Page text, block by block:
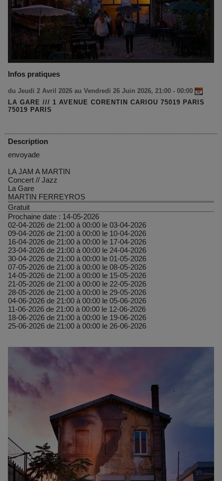
Infos pratiques
du Jeudi 2 Avril 2026 au Vendredi 26 Juin 2026, 21:00 - 00:00
LA GARE /// 1 AVENUE CORENTIN CARIOU 75019 PARIS
75019 PARIS
Description
envoyade
LA JAM A MARTIN
Concert // Jazz
La Gare
MARTIN FERREYROS
Gratuit
Prochaine date : 14-05-2026
02-04-2026 de 21:00 à 00:00 le 03-04-2026
09-04-2026 de 21:00 à 00:00 le 10-04-2026
16-04-2026 de 21:00 à 00:00 le 17-04-2026
23-04-2026 de 21:00 à 00:00 le 24-04-2026
30-04-2026 de 21:00 à 00:00 le 01-05-2026
07-05-2026 de 21:00 à 00:00 le 08-05-2026
14-05-2026 de 21:00 à 00:00 le 15-05-2026
21-05-2026 de 21:00 à 00:00 le 22-05-2026
28-05-2026 de 21:00 à 00:00 le 29-05-2026
04-06-2026 de 21:00 à 00:00 le 05-06-2026
11-06-2026 de 21:00 à 00:00 le 12-06-2026
18-06-2026 de 21:00 à 00:00 le 19-06-2026
25-06-2026 de 21:00 à 00:00 le 26-06-2026